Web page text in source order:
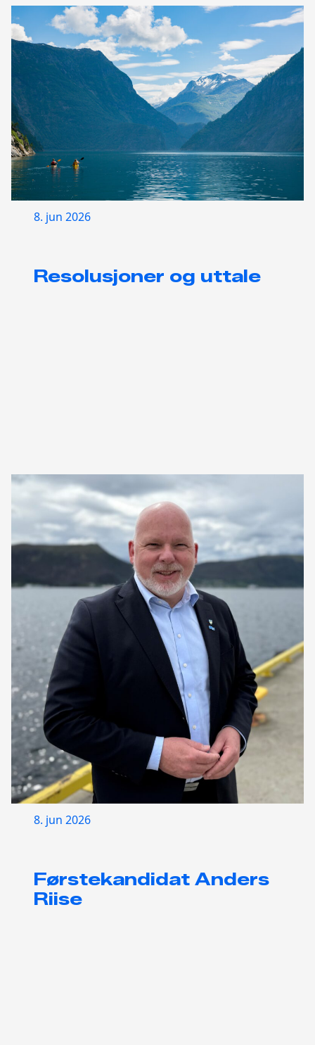
8. jun 2026
Resolusjoner og uttale
8. jun 2026
Førstekandidat Anders
Riise